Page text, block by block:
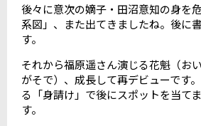
後々に意次の嫡子・田沼意知の身を
系図」、また出てきましたね。後に
す。
それから福原遥さん演じる花魁（お
がそで）、成長して再デビューです
る「身請け」で後にスポットを当て
す。